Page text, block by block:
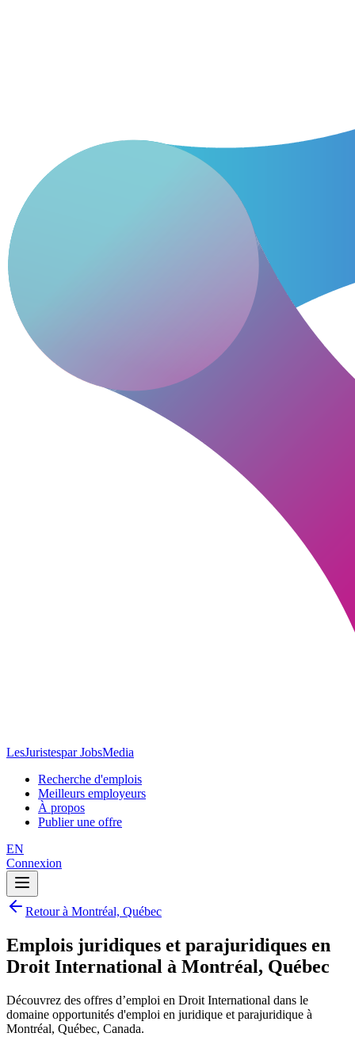
LesJuristespar JobsMedia
Recherche d'emplois
Meilleurs employeurs
À propos
Publier une offre
EN
Connexion
Retour à Montréal, Québec
Emplois juridiques et parajuridiques en
Droit International à Montréal, Québec
Découvrez des offres d’emploi en Droit International dans le
domaine opportunités d'emploi en juridique et parajuridique à
Montréal, Québec, Canada.